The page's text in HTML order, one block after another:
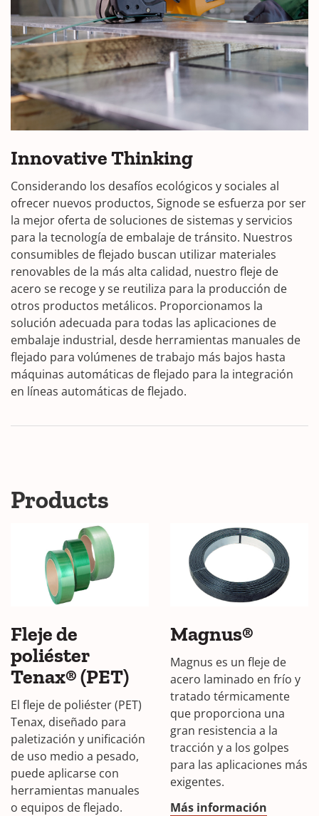
Innovative Thinking
Considerando los desafíos ecológicos y sociales al
ofrecer nuevos productos, Signode se esfuerza por ser
la mejor oferta de soluciones de sistemas y servicios
para la tecnología de embalaje de tránsito. Nuestros
consumibles de flejado buscan utilizar materiales
renovables de la más alta calidad, nuestro fleje de
acero se recoge y se reutiliza para la producción de
otros productos metálicos. Proporcionamos la
solución adecuada para todas las aplicaciones de
embalaje industrial, desde herramientas manuales de
flejado para volúmenes de trabajo más bajos hasta
máquinas automáticas de flejado para la integración
en líneas automáticas de flejado.
Products
Fleje de
poliéster
Tenax® (PET)
El fleje de poliéster (PET)
Tenax, diseñado para
paletización y unificación
de uso medio a pesado,
puede aplicarse con
herramientas manuales
o equipos de flejado.
Magnus®
Magnus es un fleje de
acero laminado en frío y
tratado térmicamente
que proporciona una
gran resistencia a la
tracción y a los golpes
para las aplicaciones más
exigentes.
Más información